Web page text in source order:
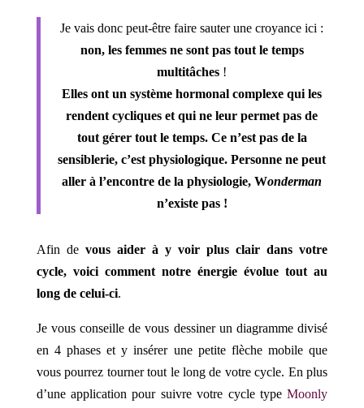
Je vais donc peut-être faire sauter une croyance ici :
non, les femmes ne sont pas tout le temps
multitâches !
Elles ont un système hormonal complexe qui les
rendent cycliques et qui ne leur permet pas de
tout gérer tout le temps. Ce n’est pas de la
sensiblerie, c’est physiologique. Personne ne peut
aller à l’encontre de la physiologie, Wonderman
n’existe pas !
Afin de vous aider à y voir plus clair dans votre
cycle, voici comment notre énergie évolue tout au
long de celui-ci.
Je vous conseille de vous dessiner un diagramme divisé
en 4 phases et y insérer une petite flèche mobile que
vous pourrez tourner tout le long de votre cycle. En plus
d’une application pour suivre votre cycle typeMoonly